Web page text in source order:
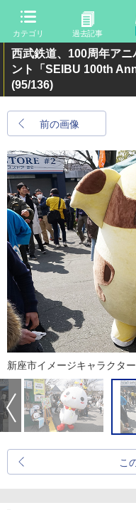
カテゴリ 過去記事
西武鉄道、100周年ア
ント「SEIBU 100th
(95/136)
前の画像
新座市イメージキャラクター
こ